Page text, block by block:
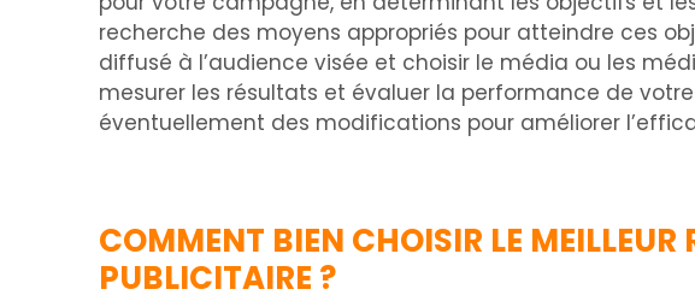
recherche des moyens appropriés pour atteindre ces
diffusé à l’audience visée et choisir le média ou les
mesurer les résultats et évaluer la performance de
éventuellement des modifications pour améliorer
COMMENT BIEN CHOISIR LE
PUBLICITAIRE ?